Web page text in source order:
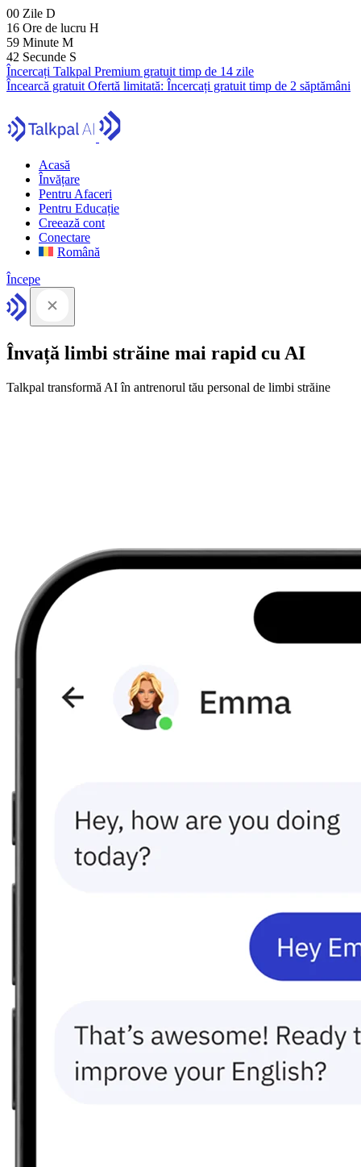
00 Zile D
16 Ore de lucru H
59 Minute M
41 Secunde S
Încercați Talkpal Premium gratuit timp de 14 zile
Încearcă gratuit Ofertă limitată: Încercați gratuit timp de 2 săptămâni
Acasă
Învățare
Pentru Afaceri
Pentru Educație
Creează cont
Conectare
Română
Începe
Învață limbi străine mai rapid cu AI
Talkpal transformă AI în antrenorul tău personal de limbi străine